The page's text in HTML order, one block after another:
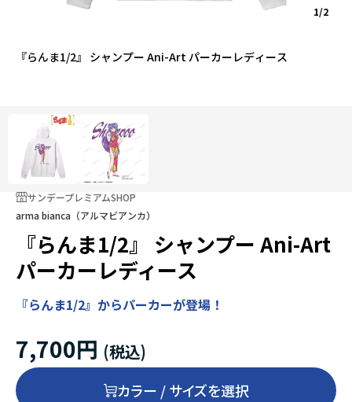
『らんま1/2』 シャンプー Ani-Art パーカーレディース
1/2
サンデープレミアムSHOP
arma bianca（アルマビアンカ）
『らんま1/2』 シャンプー Ani-Art
パーカーレディース
『らんま1/2』からパーカーが登場！
7,700円
カラー / サイズを選択